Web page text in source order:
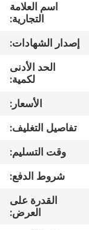
معلومات
عنا
المعمل
مراقبة
الجودة
اسم العلامة
التجارية:
إصدار الشهادات:
الحد الأدنى
لكمية:
الأسعار:
تفاصيل التغليف:
وقت التسليم:
شروط الدفع:
القدرة على
العرض: